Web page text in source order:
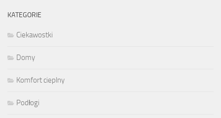
KATEGORIE
Ciekawostki
Domy
Komfort cieplny
Podłogi